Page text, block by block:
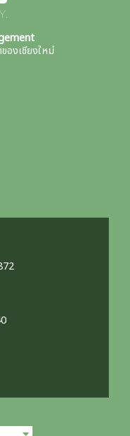
องเชียงใหม่